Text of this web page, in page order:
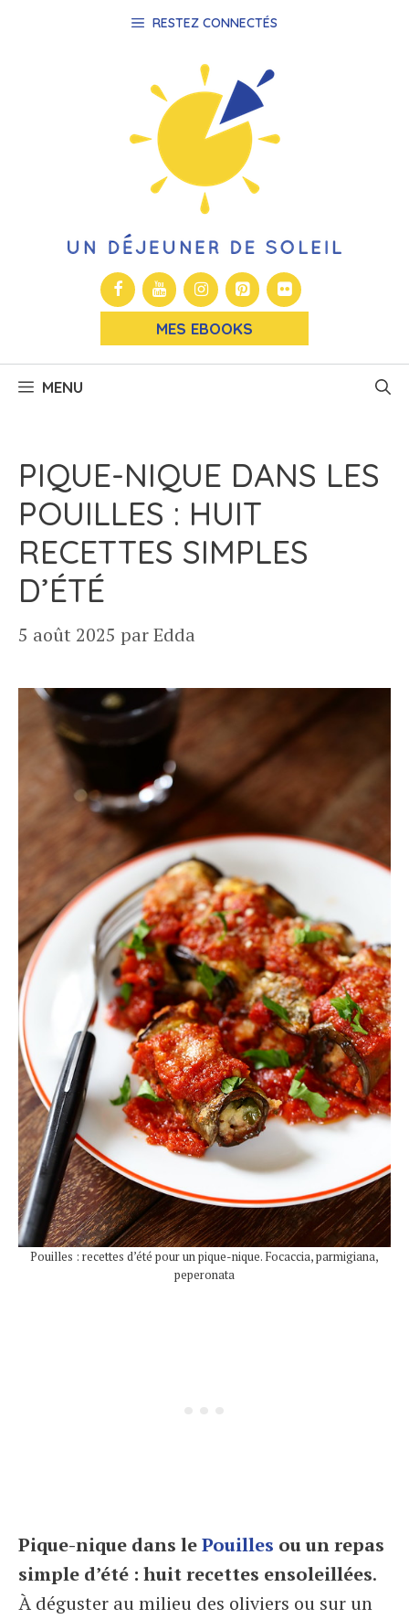
RESTEZ CONNECTÉS
MES EBOOKS
MENU
PIQUE-NIQUE DANS LES
POUILLES : HUIT
RECETTES SIMPLES
D’ÉTÉ
5 août 2025 parEdda
Pouilles : recettes d’été pour un pique-nique. Focaccia, parmigiana,
peperonata
Pique-nique dans lePouilles ou un repas
simple d’été : huit recettes ensoleillées.
À déguster au milieu des oliviers ou sur un